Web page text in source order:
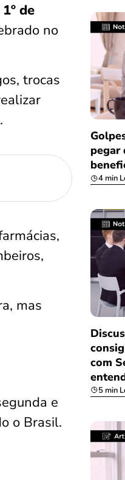
1º de
no
trocas
mas
e
o Brasil.
pegar
4 min
com
5 min